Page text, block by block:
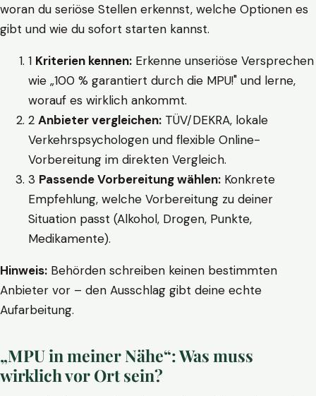
woran du seriöse Stellen erkennst, welche Optionen es
gibt und wie du sofort starten kannst.
1 Kriterien kennen: Erkenne unseriöse Versprechen
wie „100 % garantiert durch die MPU!" und lerne,
worauf es wirklich ankommt.
2 Anbieter vergleichen: TÜV/DEKRA, lokale
Verkehrspsychologen und flexible Online-
Vorbereitung im direkten Vergleich.
3 Passende Vorbereitung wählen: Konkrete
Empfehlung, welche Vorbereitung zu deiner
Situation passt (Alkohol, Drogen, Punkte,
Medikamente).
Hinweis: Behörden schreiben keinen bestimmten
Anbieter vor – den Ausschlag gibt deine echte
Aufarbeitung.
„MPU in meiner Nähe“: Was muss
wirklich vor Ort sein?